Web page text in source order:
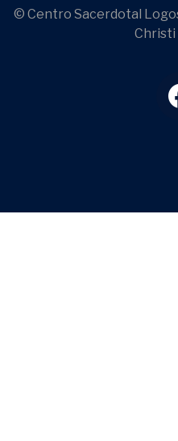
© Centro Sacerdotal
Christi